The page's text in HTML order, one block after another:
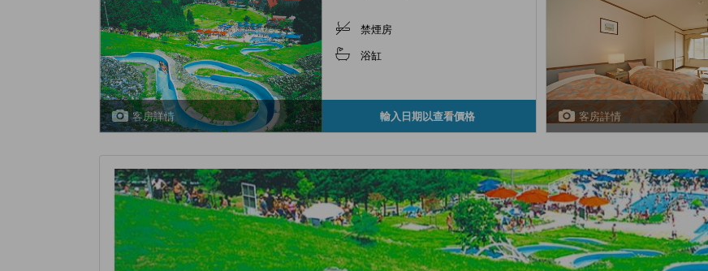
客房詳情
禁煙房
浴缸
輸入日期以查看價格 客房詳情